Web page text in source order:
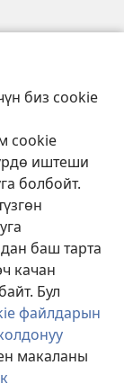
биз cookie
cookie
иштеши
болбойт.
баш тарта
качан
Бул
файлдарын
макаланы